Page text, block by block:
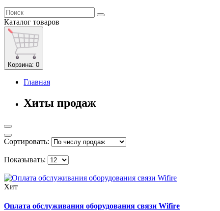
Каталог товаров
Корзина: 0
Главная
Хиты продаж
Сортировать:
Показывать:
Хит
Оплата обслуживания оборудования связи Wifire